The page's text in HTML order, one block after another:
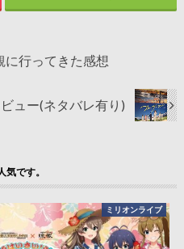
に行ってきた感想
ュー(ネタバレ有り)
気です。
ミリオンライブ